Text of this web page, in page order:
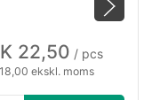
22,50 / pcs
ekskl. moms